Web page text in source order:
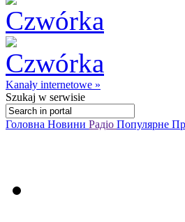
Kanały internetowe »
Szukaj w serwisie
Головна Новини Радіо Популярне